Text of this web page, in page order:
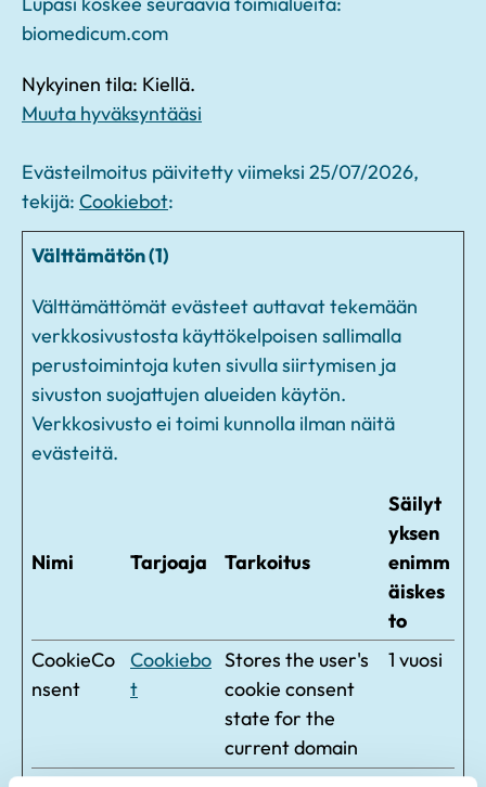
biomedicum.com
Nykyinen tila: Kiellä.
Muuta hyväksyntääsi
Evästeilmoitus päivitetty viimeksi 25/07/2026,
tekijä: Cookiebot:
Välttämätön (1)
Välttämättömät evästeet auttavat tekemään
verkkosivustosta käyttökelpoisen sallimalla
perustoimintoja kuten sivulla siirtymisen ja
sivuston suojattujen alueiden käytön.
Verkkosivusto ei toimi kunnolla ilman näitä
evästeitä.
Nimi Tarjoaja Tarkoitus
Säilyt
yksen
enimm
äiskes
to
CookieCo
nsent
Cookiebo
t
Stores the user's
cookie consent
state for the
current domain
1 vuosi